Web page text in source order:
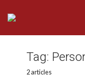
Tag:
2 articles